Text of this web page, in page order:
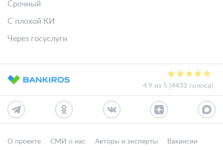
Срочный
С плохой КИ
Через госуслуги
4.9 из 5 (4433 голоса)
О проекте СМИ о нас Авторы и эксперты
Вакансии